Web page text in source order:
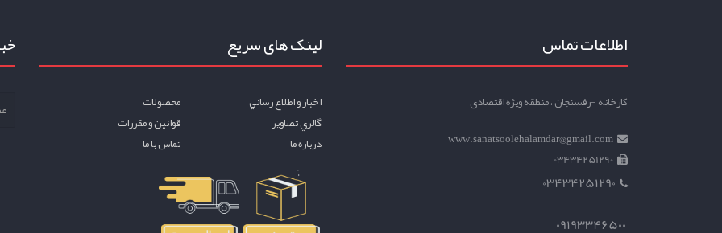
اطلاعات تماس
کارخانه -رفسنجان ، منطقه ویژه اقتصادی
www.sanatsoolehalamdar@gmail.com
03434251290
03434251290
09193346500
لینک های سریع
اخبار و اطلاع رساني
محصولات
گالري تصاوير
قوانين و مقررات
درباره ما
تماس با ما